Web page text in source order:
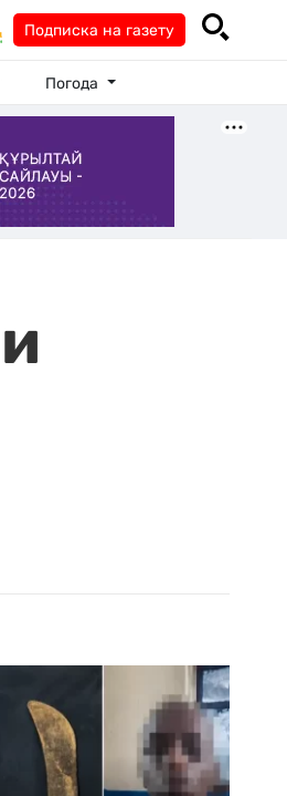
Подписка на газету
Погода